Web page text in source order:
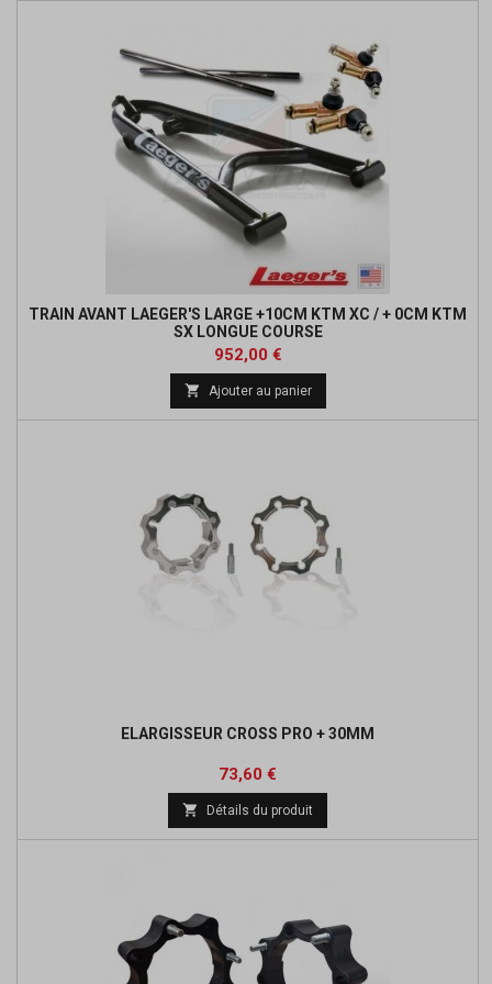
TRAIN AVANT LAEGER'S LARGE +10CM KTM XC / + 0CM KTM
SX LONGUE COURSE
Prix
952,00 €Prix
de
base
 Ajouter au panier
ELARGISSEUR CROSS PRO + 30MM
Prix
73,60 €
base
 Détails du produit